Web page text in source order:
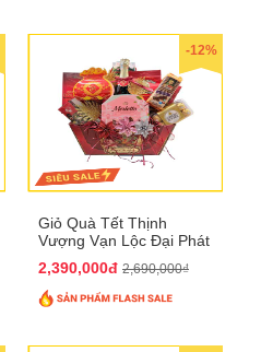
-12%
Giỏ Quà Tết Thịnh
Vượng Vạn Lộc Đại Phát
2,390,000đ 2,690,000₫